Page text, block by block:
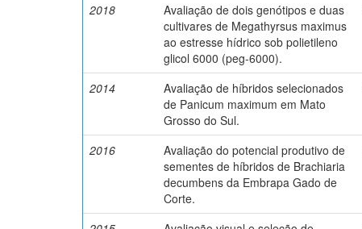
2018
Avaliação de dois genótipos e duas
cultivares de Megathyrsus maximus
ao estresse hídrico sob polietileno
glicol 6000 (peg-6000).
2014
Avaliação de híbridos selecionados
de Panicum maximum em Mato
Grosso do Sul.
2016
Avaliação do potencial produtivo de
sementes de híbridos de Brachiaria
decumbens da Embrapa Gado de
Corte.